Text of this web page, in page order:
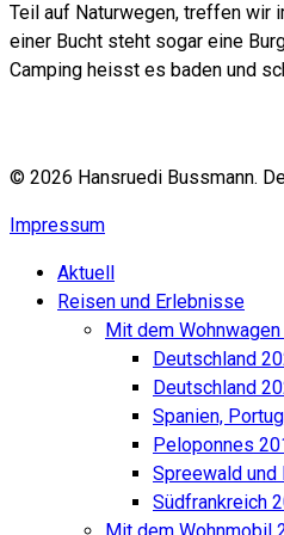
Teil auf Naturwegen, treffen wir
einer Bucht steht sogar eine
Camping heisst es baden und
© 2026 Hansruedi Bussmann.
Impressum
Aktuell
Reisen und Erlebnisse
Mit dem Wohnwagen
Deutschland
Deutschland
Spanien,
Peloponnes
Spreewald und
Südfrankreich